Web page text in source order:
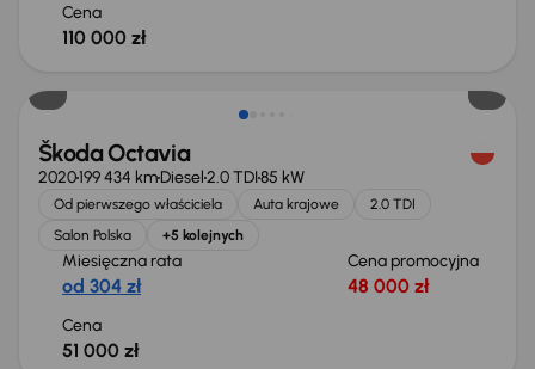
Cena
110 000 zł
Škoda Octavia
2020199 434 kmDiesel2.0 TDI85 kW
Od pierwszego właściciela Auta krajowe
2.0 TDI
Salon Polska
+5 kolejnych
Miesięczna rata
od 304 zł
Cena promocyjna
48 000 zł
Cena
51 000 zł